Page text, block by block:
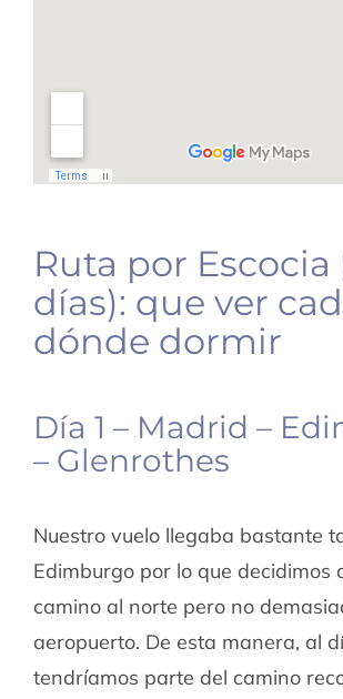
Ruta por Escocia
días): que ver
dónde dormir
Día 1 – Madrid –
– Glenrothes
Nuestro vuelo llegaba bastante
Edimburgo por lo que decidimos
camino al norte pero no
aeropuerto. De esta manera, al
tendríamos parte del camino